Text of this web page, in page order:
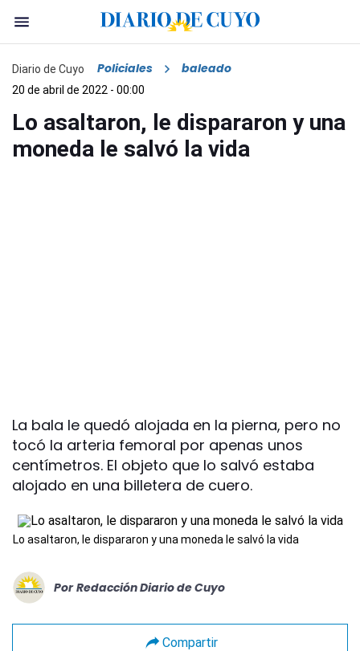
Diario de Cuyo Policiales baleado
20 de abril de 2022 - 00:00
Lo asaltaron, le dispararon y una
moneda le salvó la vida
La bala le quedó alojada en la pierna, pero no
tocó la arteria femoral por apenas unos
centímetros. El objeto que lo salvó estaba
alojado en una billetera de cuero.
Lo asaltaron, le dispararon y una moneda le salvó la vida
Por Redacción Diario de Cuyo
Compartir